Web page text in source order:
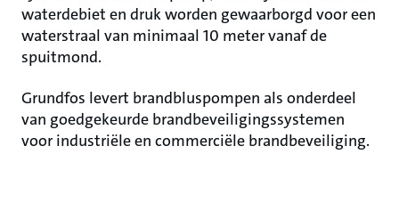
waterdebiet en druk worden gewaarborgd voor een
waterstraal van minimaal 10 meter vanaf de
spuitmond.
Grundfos levert brandbluspompen als onderdeel
van goedgekeurde brandbeveiligingssystemen
voor industriële en commerciële brandbeveiliging.